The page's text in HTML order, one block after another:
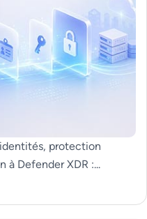
protection
Defender XDR :...